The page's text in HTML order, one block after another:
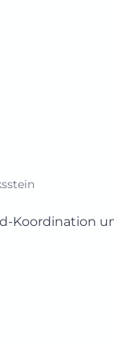
Koordination